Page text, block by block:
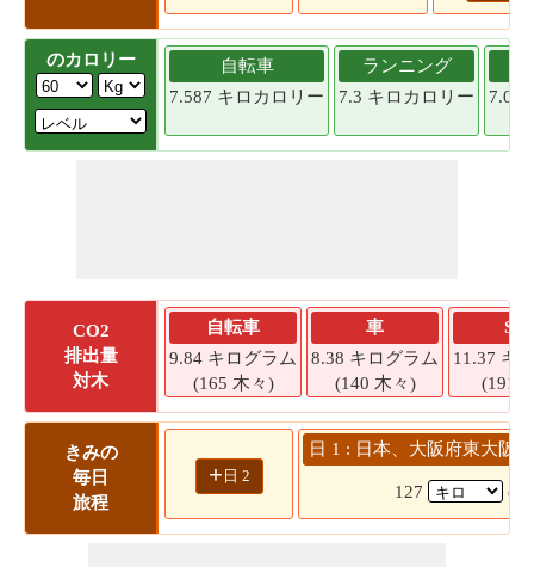
のカロリー
自転車
7.587 キロカロリー
ランニング
7.3 キロカロリー
CO2
排出量
対木
自転車
9.84 キログラム
(165 木々)
車
8.38 キログラム
(140 木々)
11.37 キ
(191
きみの
毎日
旅程
+ 日 2
日 1 : 日本、大阪府東大阪
127 (1